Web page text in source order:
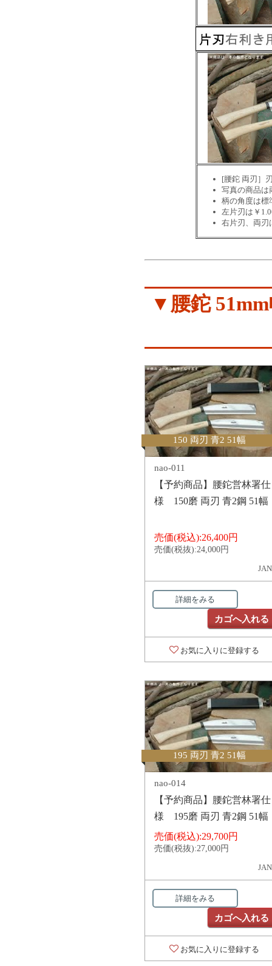
[腰鉈 両刃
写真の商品は
柄の角度は標
左片刃は￥
右片刃、両刃
▼腰鉈
150 両刃 青2 51幅
nao-011
【予約商品】腰鉈営林署仕
様 150磨 両刃 青2鋼 51幅
売価(税込):26,400円
売価(税抜):24,000円
詳細をみる
カゴへ入れる
お気に入りに登録する
195 両刃 青2 51幅
nao-014
【予約商品】腰鉈営林署仕
様 195磨 両刃 青2鋼 51幅
売価(税込):29,700円
売価(税抜):27,000円
詳細をみる
カゴへ入れる
お気に入りに登録する